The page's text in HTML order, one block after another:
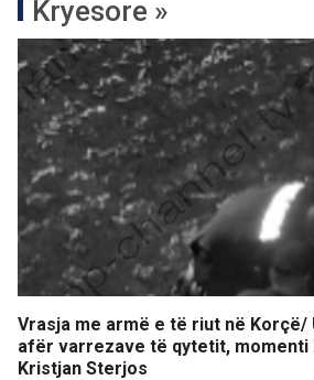
Kryesore »
Vrasja me armë e të riut në Korçë/
afër varrezave të qytetit,
Kristjan Sterjos